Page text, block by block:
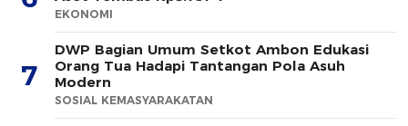
EKONOMI
7
DWP Bagian Umum Setkot Ambon Edukasi
Orang Tua Hadapi Tantangan Pola Asuh
Modern
SOSIAL KEMASYARAKATAN